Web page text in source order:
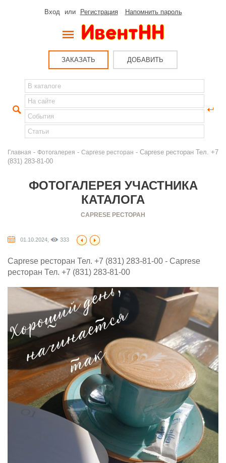
Вход или Регистрация Напомнить пароль
ЗАКАЗАТЬ ДОБАВИТЬ
Главная - Фотогалерея - Caprese ресторан - Caprese ресторан Тел. +7
(831) 283-81-00
ФОТОГАЛЕРЕЯ УЧАСТНИКА
КАТАЛОГА
CAPRESE РЕСТОРАН
01.10.2024, 333
Caprese ресторан Тел. +7 (831) 283-81-00 - Caprese
ресторан Тел. +7 (831) 283-81-00